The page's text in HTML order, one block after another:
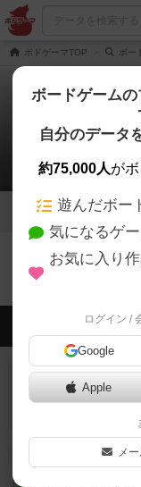
ボドゲーマTOP ボー
デュアル
9
デュアルベ
レビュー
ルール/インスト
ボードゲーム
自分のデータ
約75,000人が
遊んだボー
気になるゲ
お気に入り
ログイン /
Google
Apple
メ